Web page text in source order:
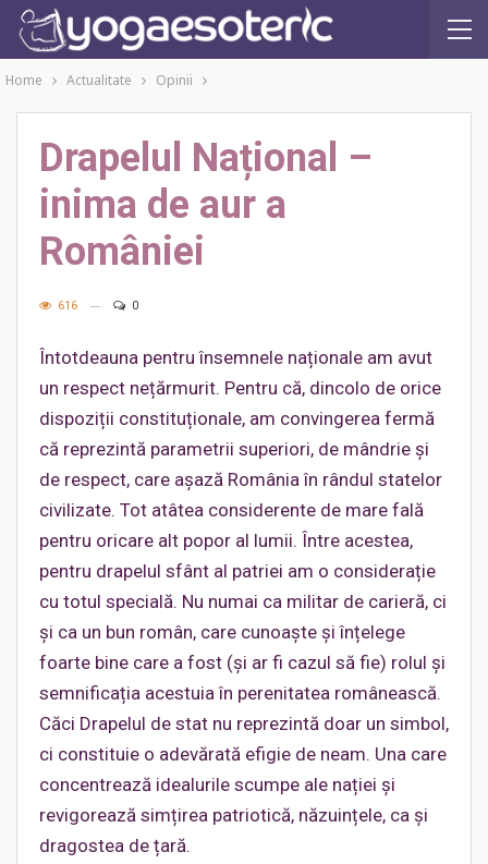
Home Actualitate Opinii
Drapelul Național –
inima de aur a
României
616 0
Întotdeauna pentru însemnele naționale am avut
un respect nețărmurit. Pentru că, dincolo de orice
dispoziții constituționale, am convingerea fermă
că reprezintă parametrii superiori, de mândrie și
de respect, care așază România în rândul statelor
civilizate. Tot atâtea considerente de mare fală
pentru oricare alt popor al lumii. Între acestea,
pentru drapelul sfânt al patriei am o considerație
cu totul specială. Nu numai ca militar de carieră, ci
și ca un bun român, care cunoaște și înțelege
foarte bine care a fost (și ar fi cazul să fie) rolul și
semnificația acestuia în perenitatea românească.
Căci Drapelul de stat nu reprezintă doar un simbol,
ci constituie o adevărată efigie de neam. Una care
concentrează idealurile scumpe ale nației și
revigorează simțirea patriotică, năzuințele, ca și
dragostea de țară.